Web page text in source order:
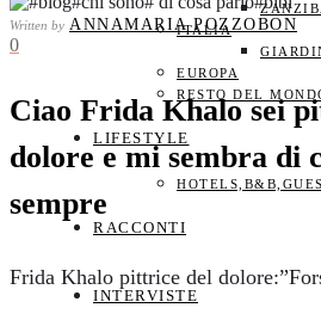
ITALIA
EUROPA
RESTO DEL
LIFESTYLE
RACCONTI
INTERVISTE
Written by ANNAMARIA POZZOBON
0
Ciao Frida Khalo sei
dolore e mi sembra di
sempre
Frida Khalo pittrice del